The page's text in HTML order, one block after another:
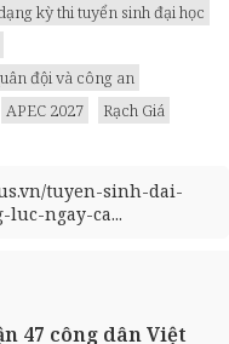
kỳ thi tuyển sinh đại học
đội và công an
APEC 2027
Rạch Giá
tuyen-sinh-dai-
ngay-ca...
47 công dân Việt